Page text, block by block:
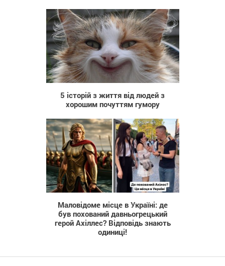
2 248
5 історій з життя від людей з
хорошим почуттям гумору
1 355
Маловідоме місце в Україні: де
був похований давньогрецький
герой Ахіллес? Відповідь знають
одиниці!